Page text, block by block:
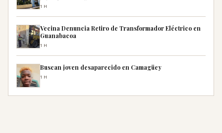
1H
Vecina Denuncia Retiro de Transformador Eléctrico en
Guanabacoa
1H
Buscan joven desaparecido en Camagüey
1H